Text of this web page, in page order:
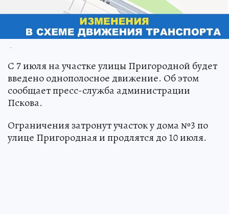
.
С 7 июля на участке улицы Пригородной будет
введено однополосное движение. Об этом
сообщает пресс-служба администрации
Пскова.
Ограничения затронут участок у дома №3 по
улице Пригородная и продлятся до 10 июля.